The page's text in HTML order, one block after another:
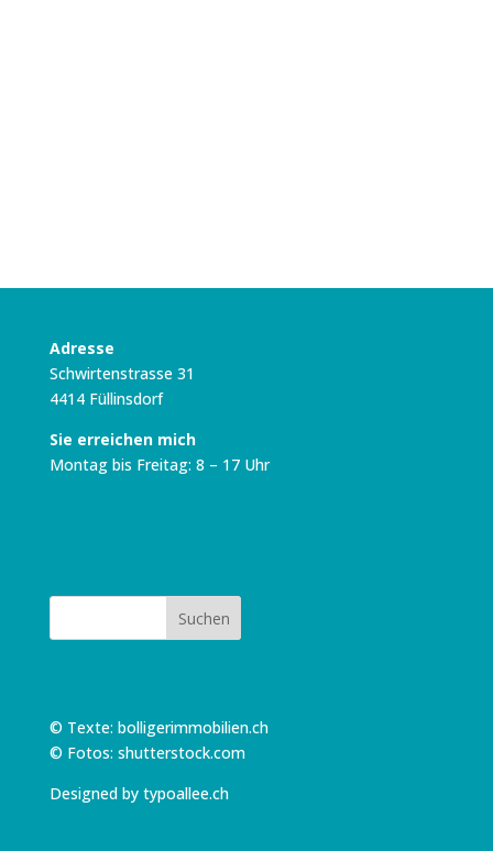
Adresse
Schwirtenstrasse 31
4414 Füllinsdorf
Sie erreichen mich
Montag bis Freitag: 8 – 17 Uhr
© Texte: bolligerimmobilien.ch
© Fotos: shutterstock.com
Designed by typoallee.ch